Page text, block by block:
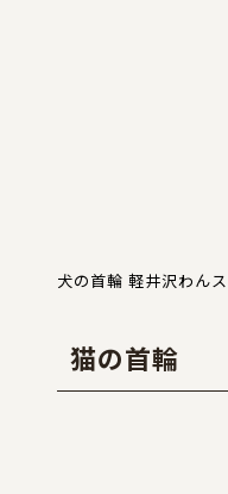
犬の首輪 軽井沢わん
猫の首輪